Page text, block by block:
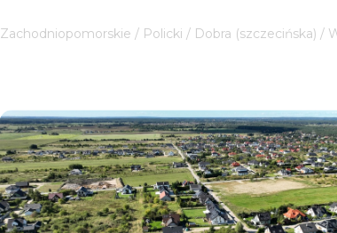
Zachodniopomorskie / Policki / Dobra (szczecińska) /